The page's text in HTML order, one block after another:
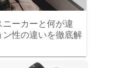
ニーカーと何が違
ン性の違いを徹底解